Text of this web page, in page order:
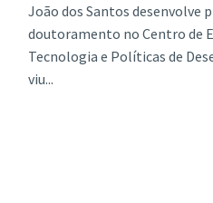
João dos Santos desenvolve
doutoramento no Centro de
Tecnologia e Políticas de
viu...